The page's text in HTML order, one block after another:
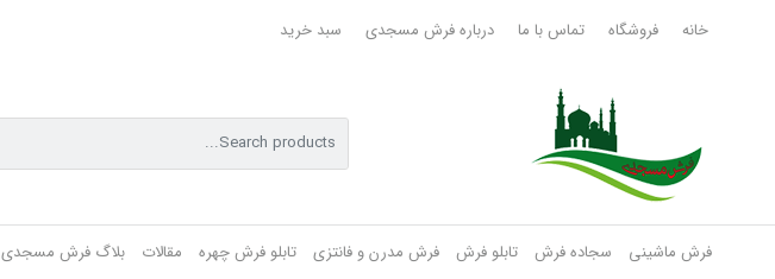
خانه فروشگاه تماس با ما درباره فرش مسجدی سبد خرید
فرش ماشینی سجاده فرش تابلو فرش فرش مدرن و فانتزی تابلو فرش چهره مقالات بلاگ فرش مسجدی